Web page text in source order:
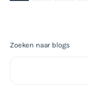
Zoeken naar blogs